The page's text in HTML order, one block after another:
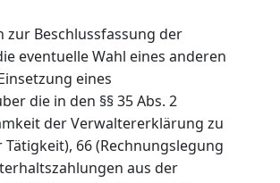
zur Beschlussfassung der
eventuelle Wahl eines anderen
eines
die in den §§ 35 Abs. 2
der Verwaltererklärung zu
66 (Rechnungslegung
aus der